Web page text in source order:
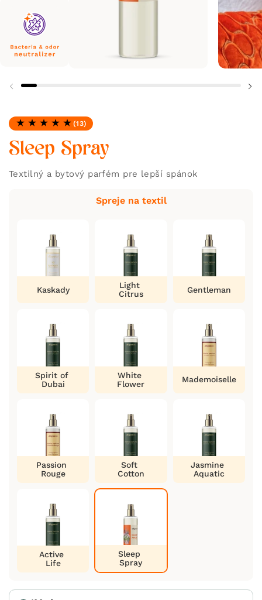
Hodnotenie: 5.0 z 5
(13)
Sleep Spray
Textilný a bytový parfém pre lepší spánok
Spreje na textil
Kaskady
Light
Citrus
Gentleman
Spirit of
Dubai
White
Flower
Mademoiselle
Passion
Rouge
Soft
Cotton
Jasmine
Aquatic
Active
Life
Sleep
Spray